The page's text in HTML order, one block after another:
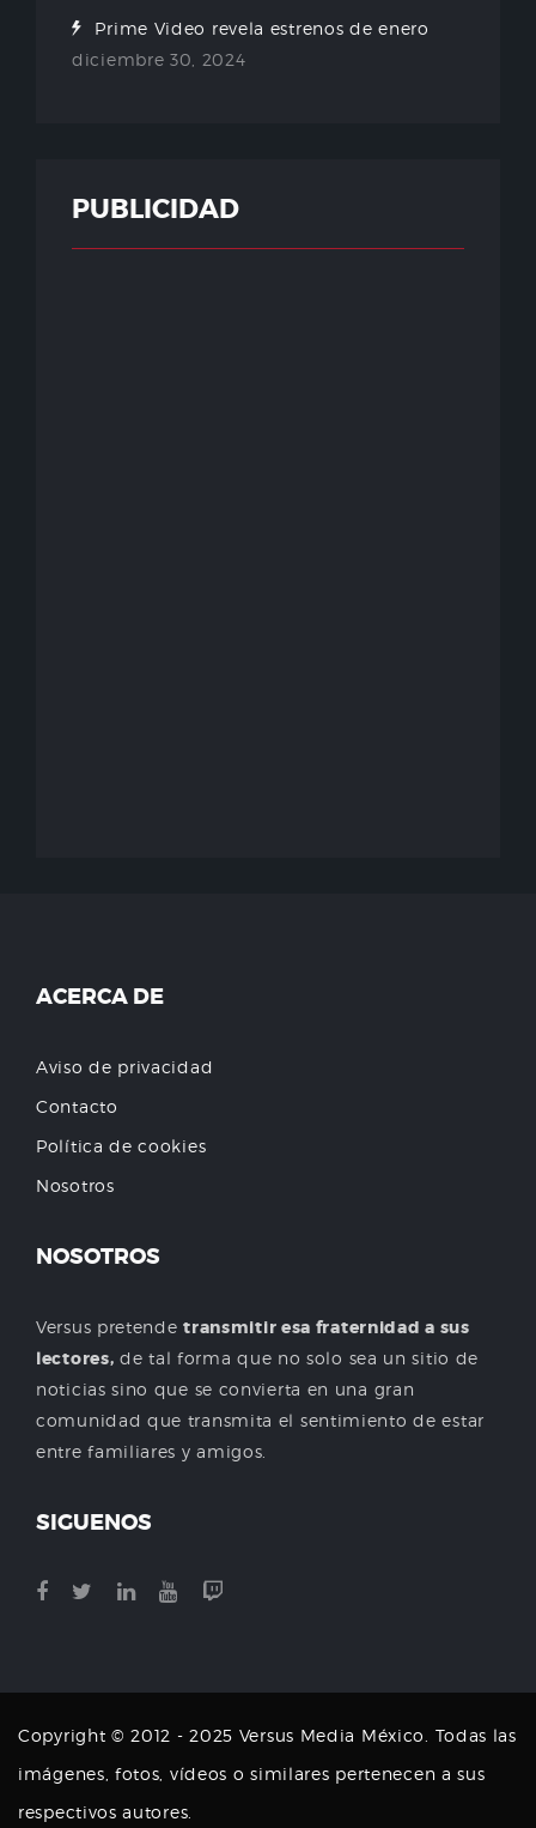
Prime Video revela estrenos de enero
diciembre 30, 2024
PUBLICIDAD
ACERCA DE
Aviso de privacidad
Contacto
Política de cookies
Nosotros
NOSOTROS
Versus pretendetransmitir esa fraternidad a sus
lectores, de tal forma que no solo sea un sitio de
noticias sino que se convierta en una gran
comunidad que transmita el sentimiento de estar
entre familiares y amigos.
SIGUENOS
Copyright © 2012 - 2025 Versus Media México. Todas las
imágenes, fotos, vídeos o similares pertenecen a sus
respectivos autores.